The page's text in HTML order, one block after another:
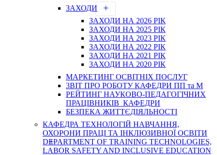
ЗАХОДИ
ЗАХОДИ НА 2026 РІК
ЗАХОДИ НА 2025 РІК
ЗАХОДИ НА 2023 РІК
ЗАХОДИ НА 2022 РІК
ЗАХОДИ НА 2021 РІК
ЗАХОДИ НА 2020 РІК
МАРКЕТИНГ ОСВІТНІХ ПОСЛУГ
3BIT ПРО РОБОТУ КАФЕДРИ ПП та М
РЕЙТИНГ НАУКОВО-ПЕДАГОГІЧНИХ
ПРАЦІВНИКІВ КАФЕДРИ
БЕЗПЕКА ЖИТТЄДІЯЛЬНОСТІ
КАФЕДРА ТЕХНОЛОГІЙ НАВЧАННЯ,
ОХОРОНИ ПРАЦІ ТА ІНКЛЮЗИВНОЇ ОСВІТИ
DEPARTMENT OF TRAINING TECHNOLOGIES,
LABOR SAFETY AND INCLUSIVE EDUCATION